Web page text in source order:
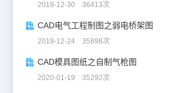
2019-12-30 36413次
CAD电气工程制图之弱电桥架图
2019-12-24 35898次
CAD模具图纸之自制气枪图
2020-01-19 35292次